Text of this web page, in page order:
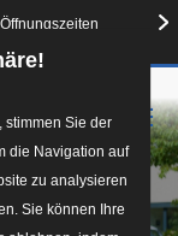
stimmen Sie der
die Navigation auf
zu analysieren
Sie können Ihre
Öffnungszeiten
☰